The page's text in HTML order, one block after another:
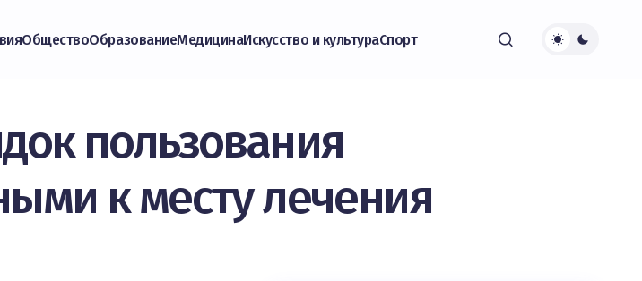
ОбществоОбразованиеМедицинаИскусство и культураСпорт
пользования
к месту лечения